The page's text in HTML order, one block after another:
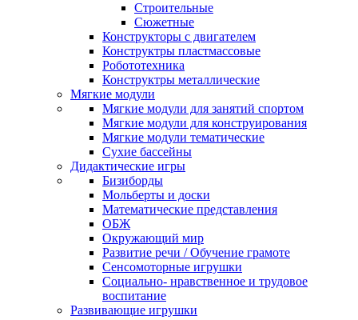
Строительные
Сюжетные
Конструкторы с двигателем
Конструктры пластмассовые
Робототехника
Конструктры металлические
Мягкие модули
Мягкие модули для занятий спортом
Мягкие модули для конструирования
Мягкие модули тематические
Сухие бассейны
Дидактические игры
Бизиборды
Мольберты и доски
Математические представления
ОБЖ
Окружающий мир
Развитие речи / Обучение грамоте
Сенсомоторные игрушки
Социально- нравственное и трудовое
воспитание
Развивающие игрушки